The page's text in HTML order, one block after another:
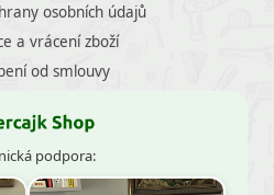
osobních údajů
a vrácení zboží
od smlouvy
podpora: